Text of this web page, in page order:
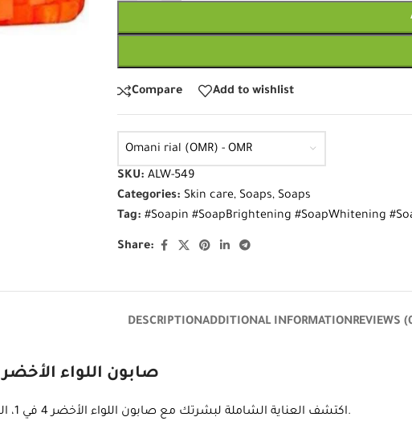
Compare Add to wishlist
Omani rial (OMR) - OMR
SKU:ALW-549
Categories: Skin care, Soaps, Soaps
Tag: #Soapin #SoapBrightening #SoapWhitening
Share:
DESCRIPTIONADDITIONAL INFORMATIONREVIEWS
صابون اللواء الأخضر 4 في 1 لبشرة ناعمة ومشرقة
اكتشف العناية الشاملة لبشرتك مع صابون اللواء الأخضر 4 في 1، الذي يجمع بين فوائد البابايا وعناصر الترطيب.